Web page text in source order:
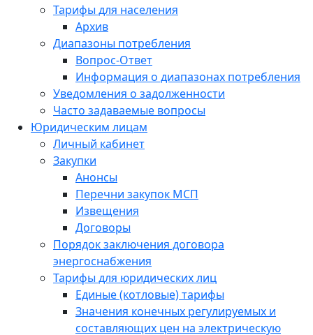
Тарифы для населения
Архив
Диапазоны потребления
Вопрос-Ответ
Информация о диапазонах потребления
Уведомления о задолженности
Часто задаваемые вопросы
Юридическим лицам
Личный кабинет
Закупки
Анонсы
Перечни закупок МСП
Извещения
Договоры
Порядок заключения договора
энергоснабжения
Тарифы для юридических лиц
Единые (котловые) тарифы
Значения конечных регулируемых и
составляющих цен на электрическую